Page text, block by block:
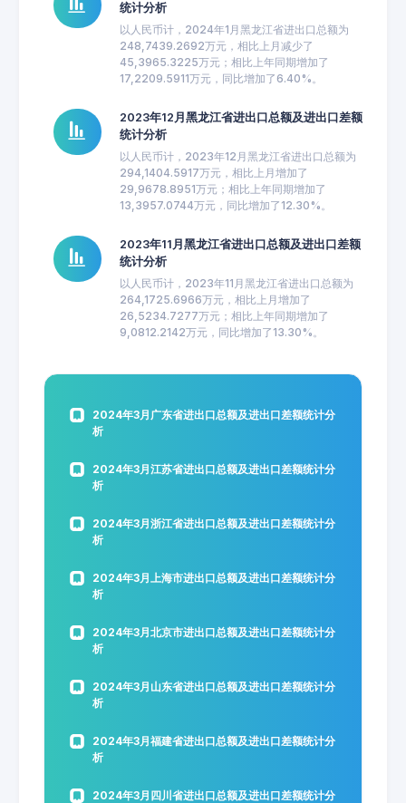
统计分析
以人民币计，2024年1月黑龙江省进出口总额为
248,7439.2692万元，相比上月减少了
45,3965.3225万元；相比上年同期增加了
17,2209.5911万元，同比增加了6.40%。
2023年12月黑龙江省进出口总额及进出口差额
统计分析
以人民币计，2023年12月黑龙江省进出口总额为
294,1404.5917万元，相比上月增加了
29,9678.8951万元；相比上年同期增加了
13,3957.0744万元，同比增加了12.30%。
2023年11月黑龙江省进出口总额及进出口差额
统计分析
以人民币计，2023年11月黑龙江省进出口总额为
264,1725.6966万元，相比上月增加了
26,5234.7277万元；相比上年同期增加了
9,0812.2142万元，同比增加了13.30%。
2024年3月广东省进出口总额及进出口差额统计分
析
2024年3月江苏省进出口总额及进出口差额统计分
析
2024年3月浙江省进出口总额及进出口差额统计分
析
2024年3月上海市进出口总额及进出口差额统计分
析
2024年3月北京市进出口总额及进出口差额统计分
析
2024年3月山东省进出口总额及进出口差额统计分
析
2024年3月福建省进出口总额及进出口差额统计分
析
2024年3月四川省进出口总额及进出口差额统计分